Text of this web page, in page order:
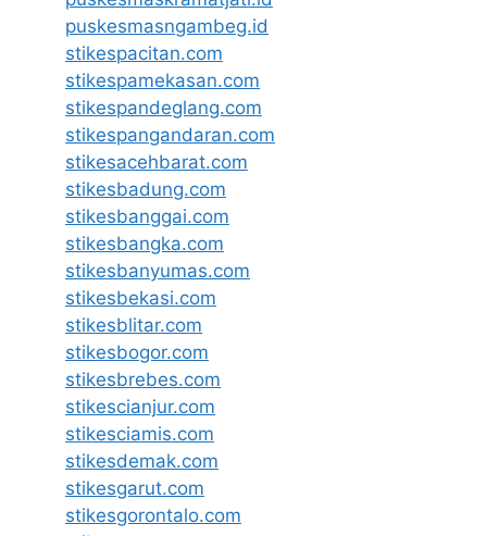
puskesmasngambeg.id
stikespacitan.com
stikespamekasan.com
stikespandeglang.com
stikespangandaran.com
stikesacehbarat.com
stikesbadung.com
stikesbanggai.com
stikesbangka.com
stikesbanyumas.com
stikesbekasi.com
stikesblitar.com
stikesbogor.com
stikesbrebes.com
stikescianjur.com
stikesciamis.com
stikesdemak.com
stikesgarut.com
stikesgorontalo.com